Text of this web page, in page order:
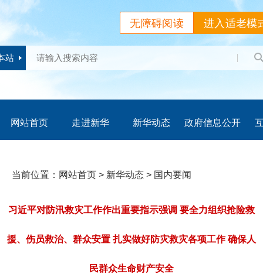
进入适老模
无障碍阅读
站
网站首页 走进新华 新华动态 政府信息公开
当前位置： 网站首页 > 新华动态 > 国内要闻
习近平对防汛救灾工作作出重要指示强调 要全力组织抢险救
援、伤员救治、群众安置 扎实做好防灾救灾各项工作 确保人
民群众生命财产安全